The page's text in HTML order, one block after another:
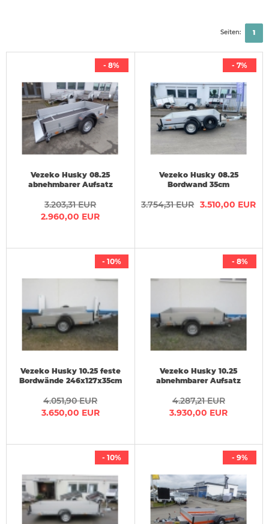
Seiten: 1
Vezeko Husky 08.25
abnehmbarer Aufsatz
3.203,31 EUR
2.960,00 EUR
- 8%
Vezeko Husky 08.25
Bordwand 35cm
246x127x35cm 750 kg
3.754,31 EUR 3.510,00 EUR
- 7%
Vezeko Husky 10.25 feste
Bordwände 246x127x35cm
4.051,90 EUR
3.650,00 EUR
- 10%
Vezeko Husky 10.25
abnehmbarer Aufsatz
4.287,21 EUR
3.930,00 EUR
- 8%
- 10% - 9%